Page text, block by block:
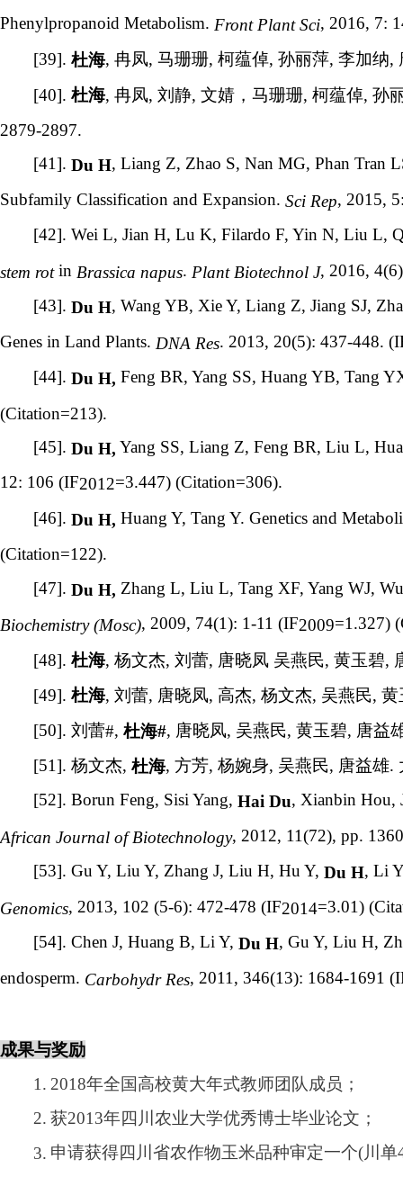
Phenylpropanoid Metabolism. Front Plant Sci, 2016, 7:
[39].杜海,冉凤,马珊珊,柯蕴倬,孙丽萍,李加纳,
[40].杜海,冉凤,刘静,文婧，马珊珊,柯蕴倬,孙
2879-2897.
[41].Du H, Liang Z, Zhao S, Nan MG, Phan Tran
Subfamily Classification and Expansion. Sci Rep, 2015,
[42]. Wei L, Jian H, Lu K, Filardo F, Yin N, Liu L,
stem rotin Brassica napus. Plant Biotechnol J, 2016,
[43].Du H, Wang YB, Xie Y, Liang Z, Jiang SJ,
Genes in Land Plants. DNA Res. 2013, 20(5): 437-448.
[44].Du H,Feng BR, Yang SS, Huang YB, Tang
(Citation=213).
[45].Du H, Yang SS, Liang Z, Feng BR, Liu L,
12: 106 (IF2012=3.447) (Citation=306).
[46].Du H,Huang Y, Tang Y. Genetics and
(Citation=122).
[47].Du H, Zhang L, Liu L, Tang XF, Yang WJ,
Biochemistry(Mosc), 2009, 74(1): 1-11 (IF2009=1.327)
[48].杜海,杨文杰,刘蕾, 唐晓凤 吴燕民,黄玉碧,
[49].杜海,刘蕾, 唐晓凤,高杰,杨文杰, 吴燕民,黄
[50].刘蕾#,杜海#, 唐晓凤, 吴燕民,黄玉碧, 唐益
[51].杨文杰,杜海,方芳,杨婉身, 吴燕民, 唐益雄.
[52]. Borun Feng, Sisi Yang,Hai Du, Xianbin Hou,
African Journal of Biotechnology, 2012, 11(72), pp.
[53]. Gu Y, Liu Y, Zhang J, Liu H, Hu Y,Du H, Li
Genomics, 2013, 102 (5-6): 472-478 (IF2014=3.01)
[54]. Chen J, Huang B, Li Y,Du H, Gu Y, Liu H,
endosperm. Carbohydr Res, 2011, 346(13): 1684-1691
成果与奖励
1. 2018年全国高校黄大年式教师团队成员；
2. 获2013年四川农业大学优秀博士毕业论文；
3. 申请获得四川省农作物玉米品种审定一个(川单